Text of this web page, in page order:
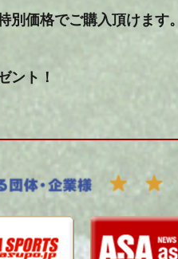
価格でご購入頂けます。
ント！